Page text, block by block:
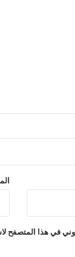
في هذا المتصفح